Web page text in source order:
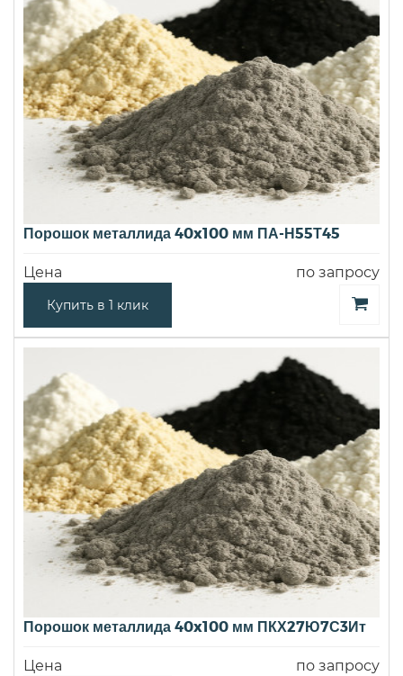
Порошок металлида 40x100 мм ПА-Н55Т45
Цена по запросу
Купить в 1 клик
Порошок металлида 40x100 мм ПКХ27Ю7С3Ит
Цена по запросу